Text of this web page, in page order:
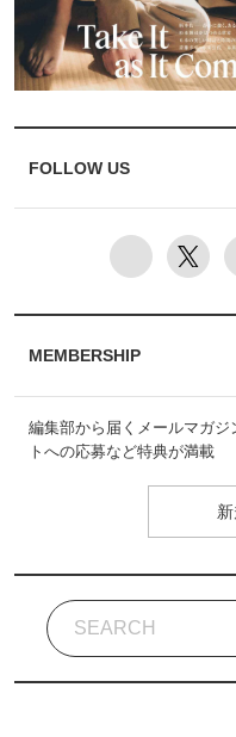
FOLLOW US
MEMBERSHIP
編集部から届くメールマガ
トへの応募など特典が満載